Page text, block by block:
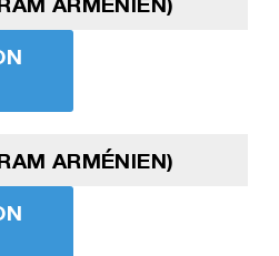
ARMÉNIEN)